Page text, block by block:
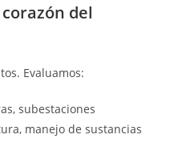
del
Evaluamos:
subestaciones
manejo de sustancias